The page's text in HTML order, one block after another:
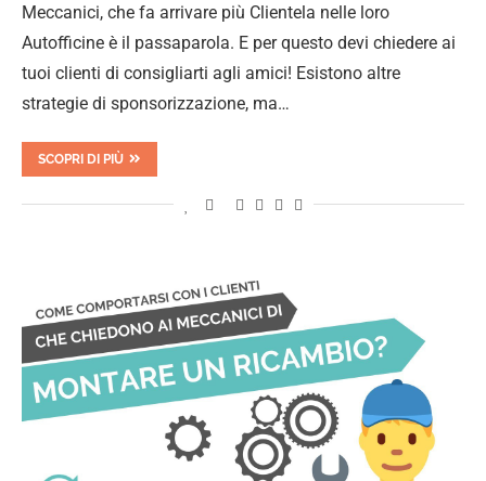
Meccanici, che fa arrivare più Clientela nelle loro
Autofficine è il passaparola. E per questo devi chiedere ai
tuoi clienti di consigliarti agli amici! Esistono altre
strategie di sponsorizzazione, ma…
SCOPRI DI PIÙ